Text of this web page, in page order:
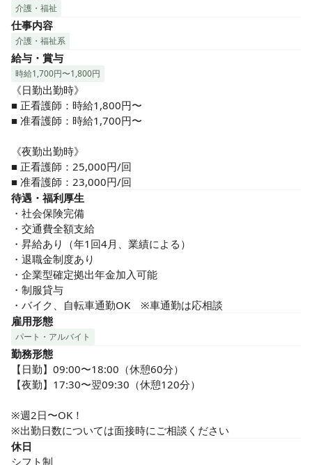
介護・福祉
仕事内容
介護・福祉系
給与・賞与
時給1,700円〜1,800円
《日勤出勤時》
■ 正看護師：時給1,800円〜
■ 准看護師：時給1,700円〜
《夜勤出勤時》
■ 正看護師：25,000円/回
■ 准看護師：23,000円/回
待遇・福利厚生
・社会保険完備
・交通費全額支給
・昇給あり（年1回4月、業績による）
・退職金制度あり
・企業型確定拠出年金加入可能
・制服貸与
・バイク、自転車通勤OK　※車通勤は応相談
雇用形態
パート・アルバイト
勤務形態
【日勤】09:00〜18:00（休憩60分）
【夜勤】17:30〜翌09:30（休憩120分）
※週2日〜OK！
※出勤日数については面接時にご相談ください
休日
シフト制